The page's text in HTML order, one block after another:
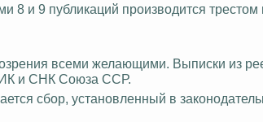
8 и 9 публикаций производится
всеми желающими. Выписки из
и СНК Союза ССР.
сбор, установленный в